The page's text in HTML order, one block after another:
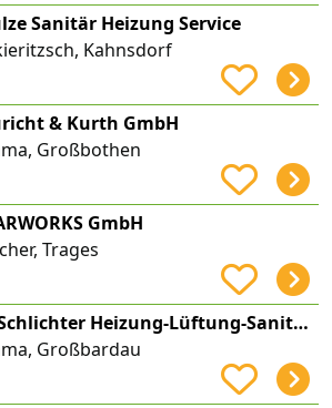
Sanitär Heizung Service
Kahnsdorf
& Kurth GmbH
Großbothen
GmbH
Trages
SSH Schlichter Heizung-Lüftung-Sanitär GmbH
Großbardau